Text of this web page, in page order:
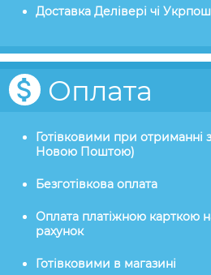
Доставка Делівері чі
Оплата
Готівковими при отриманні
Новою Поштою)
Безготівкова оплата
Оплата платіжною карткою
рахунок
Готівковими в магазині